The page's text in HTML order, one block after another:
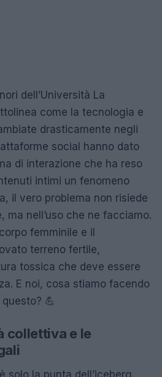
dell’Università La
come la tecnologia e
drasticamente negli
social hanno dato
di interazione che ha reso
intimi un fenomeno
il vero problema non risiede
ma nell’uso che ne facciamo.
femminile e il
terreno fertile,
tossica che deve essere
E noi, cosa stiamo facendo
💪
collettiva e le
solo la punta dell’iceberg.